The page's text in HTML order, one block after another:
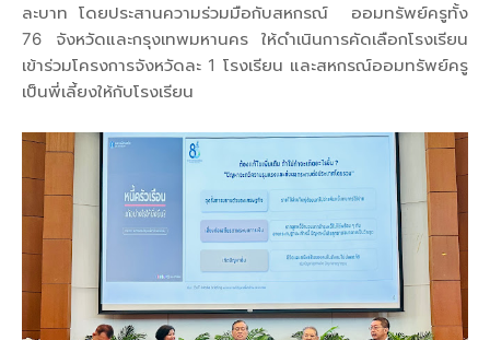
ละบาท โดยประสานความร่วมมือกับสหกรณ์ ออมทรัพย์ครูทั้ง
76 จังหวัดและกรุงเทพมหานคร ให้ดำเนินการคัดเลือกโรงเรียน
เข้าร่วมโครงการจังหวัดละ 1 โรงเรียน และสหกรณ์ออมทรัพย์ครู
เป็นพี่เลี้ยงให้กับโรงเรียน